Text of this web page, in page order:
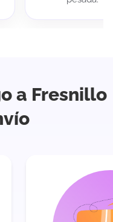
a Fresnillo